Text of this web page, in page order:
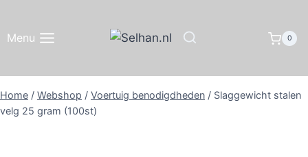
inhoud
Menu 0
Home / Webshop / Voertuig benodigdheden / Slaggewicht stalen
velg 25 gram (100st)